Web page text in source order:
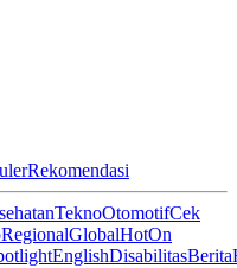
Rekomendasi
TeknoOtomotifCek
RegionalGlobalHotOn
EnglishDisabilitasBerita